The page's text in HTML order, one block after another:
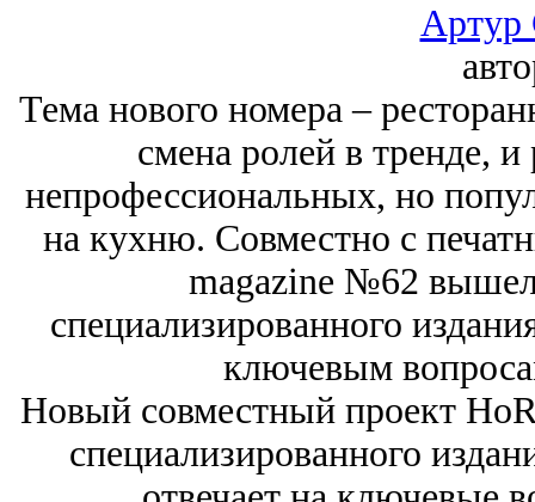
Артур
Тема нового номера ‒
смена ролей в тренде,
непрофессиональных, но
на кухню. Совместно с
magazine №62
специализированного
ключевым
Новый совместный проект
специализированного